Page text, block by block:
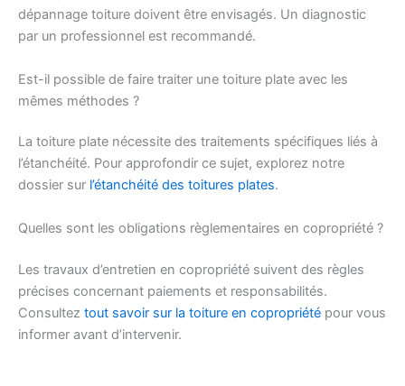
dépannage toiture doivent être envisagés. Un diagnostic
par un professionnel est recommandé.
Est-il possible de faire traiter une toiture plate avec les
mêmes méthodes ?
La toiture plate nécessite des traitements spécifiques liés à
l’étanchéité. Pour approfondir ce sujet, explorez notre
dossier sur l’étanchéité des toitures plates.
Quelles sont les obligations règlementaires en copropriété ?
Les travaux d’entretien en copropriété suivent des règles
précises concernant paiements et responsabilités.
Consultez tout savoir sur la toiture en copropriété pour vous
informer avant d’intervenir.